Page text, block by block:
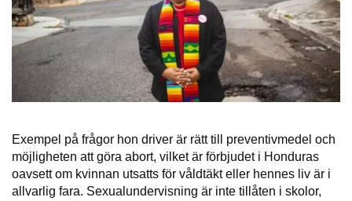
Exempel på frågor hon driver är rätt till preventivmedel och
möjligheten att göra abort, vilket är förbjudet i Honduras
oavsett om kvinnan utsatts för våldtäkt eller hennes liv är i
allvarlig fara. Sexualundervisning är inte tillåten i skolor,